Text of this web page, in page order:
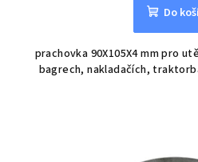
Do
prachovka 90X105X4 mm pro
bagrech, nakladačích,